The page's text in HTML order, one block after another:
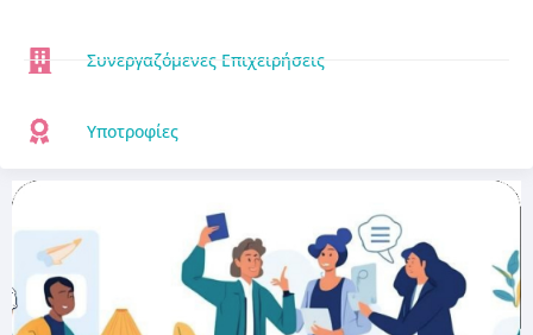
Συνεργαζόμενες Επιχειρήσεις
Υποτροφίες